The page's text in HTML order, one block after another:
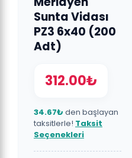
Sunta Vidası
PZ3 6x40 (200
Adt)
312.00₺
34.67₺ den başlayan
taksitlerle! Taksit
Seçenekleri